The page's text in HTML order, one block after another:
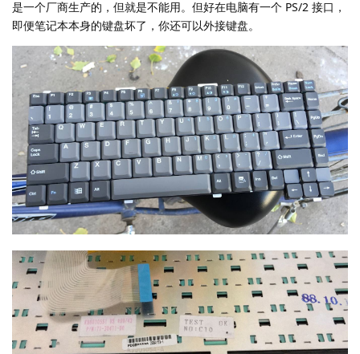
是一个厂商生产的，但就是不能用。但好在电脑有一个 PS/2 接口，
即便笔记本本身的键盘坏了，你还可以外接键盘。